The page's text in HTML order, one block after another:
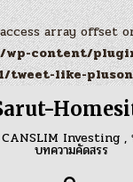
array offset
content/
tweet-like-
Investing ,
บทความคัดสรร